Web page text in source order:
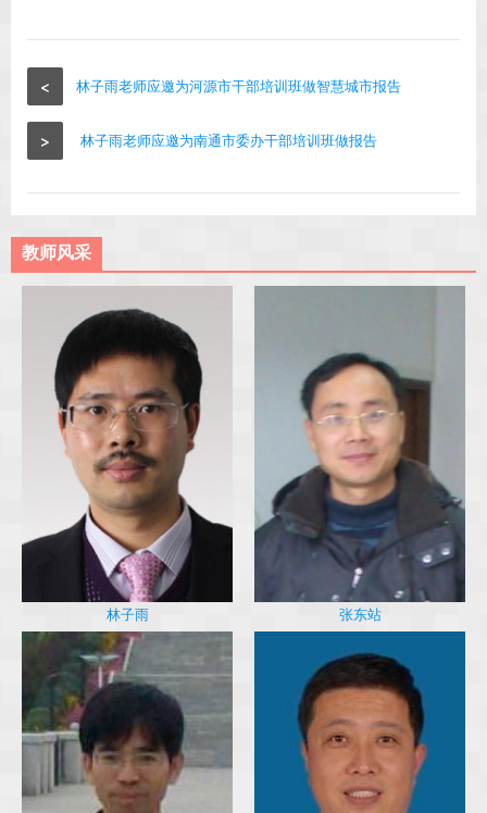
< 林子雨老师应邀为河源市干部培训班做智慧城市报告
> 林子雨老师应邀为南通市委办干部培训班做报告
教师风采
林子雨 张东站